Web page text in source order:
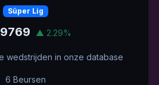
Süper Lig
▲ 2.29%
wedstrijden in onze database
6 Beursen